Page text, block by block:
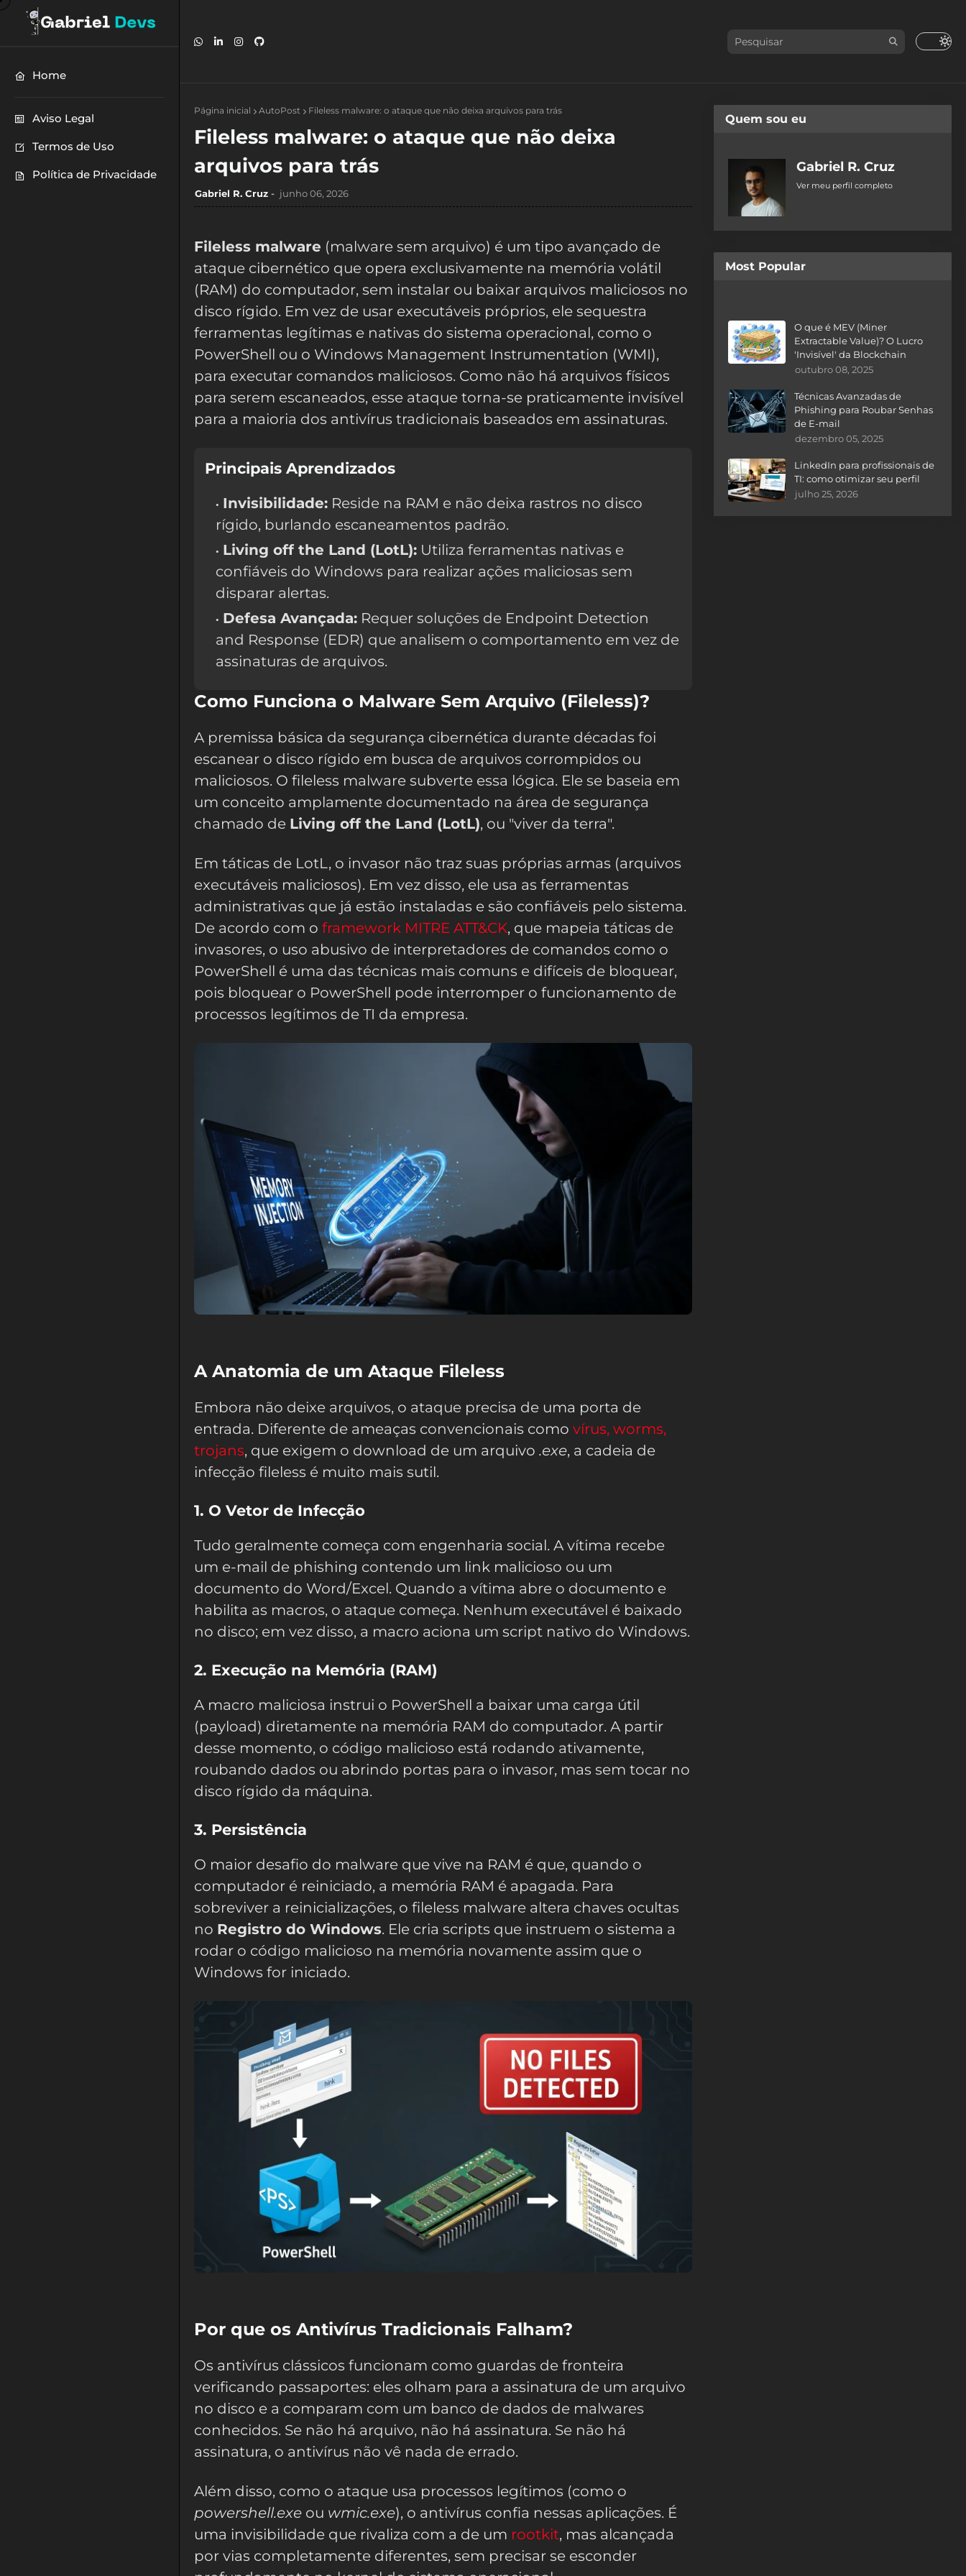
Home
Aviso Legal
Termos de Uso
Política de Privacidade
Página inicial AutoPost Fileless malware: o ataque que não deixa arquivos para trás
Fileless malware: o ataque que não deixa
arquivos para trás
Gabriel R. Cruz junho 06, 2026
Fileless malware (malware sem arquivo) é um tipo avançado de
ataque cibernético que opera exclusivamente na memória volátil
(RAM) do computador, sem instalar ou baixar arquivos maliciosos no
disco rígido. Em vez de usar executáveis próprios, ele sequestra
ferramentas legítimas e nativas do sistema operacional, como o
PowerShell ou o Windows Management Instrumentation (WMI),
para executar comandos maliciosos. Como não há arquivos físicos
para serem escaneados, esse ataque torna-se praticamente invisível
para a maioria dos antivírus tradicionais baseados em assinaturas.
Principais Aprendizados
Invisibilidade: Reside na RAM e não deixa rastros no disco
rígido, burlando escaneamentos padrão.
Living off the Land (LotL): Utiliza ferramentas nativas e
confiáveis do Windows para realizar ações maliciosas sem
disparar alertas.
Defesa Avançada: Requer soluções de Endpoint Detection
and Response (EDR) que analisem o comportamento em vez de
assinaturas de arquivos.
Como Funciona o Malware Sem Arquivo (Fileless)?
A premissa básica da segurança cibernética durante décadas foi
escanear o disco rígido em busca de arquivos corrompidos ou
maliciosos. O fileless malware subverte essa lógica. Ele se baseia em
um conceito amplamente documentado na área de segurança
chamado de Living off the Land (LotL), ou "viver da terra".
Em táticas de LotL, o invasor não traz suas próprias armas (arquivos
executáveis maliciosos). Em vez disso, ele usa as ferramentas
administrativas que já estão instaladas e são confiáveis pelo sistema.
De acordo com o framework MITRE ATT&CK, que mapeia táticas de
invasores, o uso abusivo de interpretadores de comandos como o
PowerShell é uma das técnicas mais comuns e difíceis de bloquear,
pois bloquear o PowerShell pode interromper o funcionamento de
processos legítimos de TI da empresa.
A Anatomia de um Ataque Fileless
Embora não deixe arquivos, o ataque precisa de uma porta de
entrada. Diferente de ameaças convencionais como vírus, worms,
trojans, que exigem o download de um arquivo .exe, a cadeia de
infecção fileless é muito mais sutil.
1. O Vetor de Infecção
Tudo geralmente começa com engenharia social. A vítima recebe
um e-mail de phishing contendo um link malicioso ou um
documento do Word/Excel. Quando a vítima abre o documento e
habilita as macros, o ataque começa. Nenhum executável é baixado
no disco; em vez disso, a macro aciona um script nativo do Windows.
2. Execução na Memória (RAM)
A macro maliciosa instrui o PowerShell a baixar uma carga útil
(payload) diretamente na memória RAM do computador. A partir
desse momento, o código malicioso está rodando ativamente,
roubando dados ou abrindo portas para o invasor, mas sem tocar no
disco rígido da máquina.
3. Persistência
O maior desafio do malware que vive na RAM é que, quando o
computador é reiniciado, a memória RAM é apagada. Para
sobreviver a reinicializações, o fileless malware altera chaves ocultas
no Registro do Windows. Ele cria scripts que instruem o sistema a
rodar o código malicioso na memória novamente assim que o
Windows for iniciado.
Por que os Antivírus Tradicionais Falham?
Os antivírus clássicos funcionam como guardas de fronteira
verificando passaportes: eles olham para a assinatura de um arquivo
no disco e a comparam com um banco de dados de malwares
conhecidos. Se não há arquivo, não há assinatura. Se não há
assinatura, o antivírus não vê nada de errado.
Além disso, como o ataque usa processos legítimos (como o
powershell.exe ou wmic.exe), o antivírus confia nessas aplicações. É
uma invisibilidade que rivaliza com a de um rootkit, mas alcançada
por vias completamente diferentes, sem precisar se esconder
Quem sou eu
Gabriel R. Cruz
Ver meu perfil completo
Most Popular
O que é MEV (Miner
Extractable Value)? O Lucro
'Invisível' da Blockchain
outubro 08, 2025
Técnicas Avanzadas de
Phishing para Roubar Senhas
de E-mail
dezembro 05, 2025
LinkedIn para profissionais de
TI: como otimizar seu perfil
julho 25, 2026